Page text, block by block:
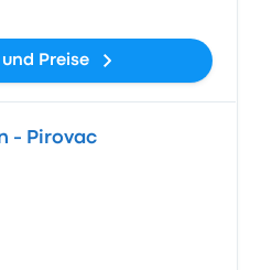
Preise
- Pirovac